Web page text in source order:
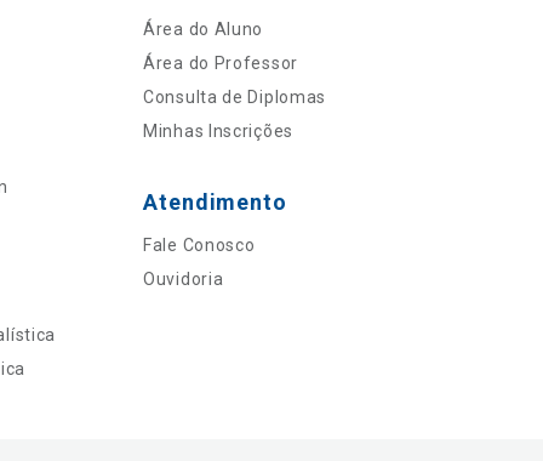
Área do Aluno
Área do Professor
Consulta de Diplomas
Minhas Inscrições
Atendimento
Fale Conosco
Ouvidoria